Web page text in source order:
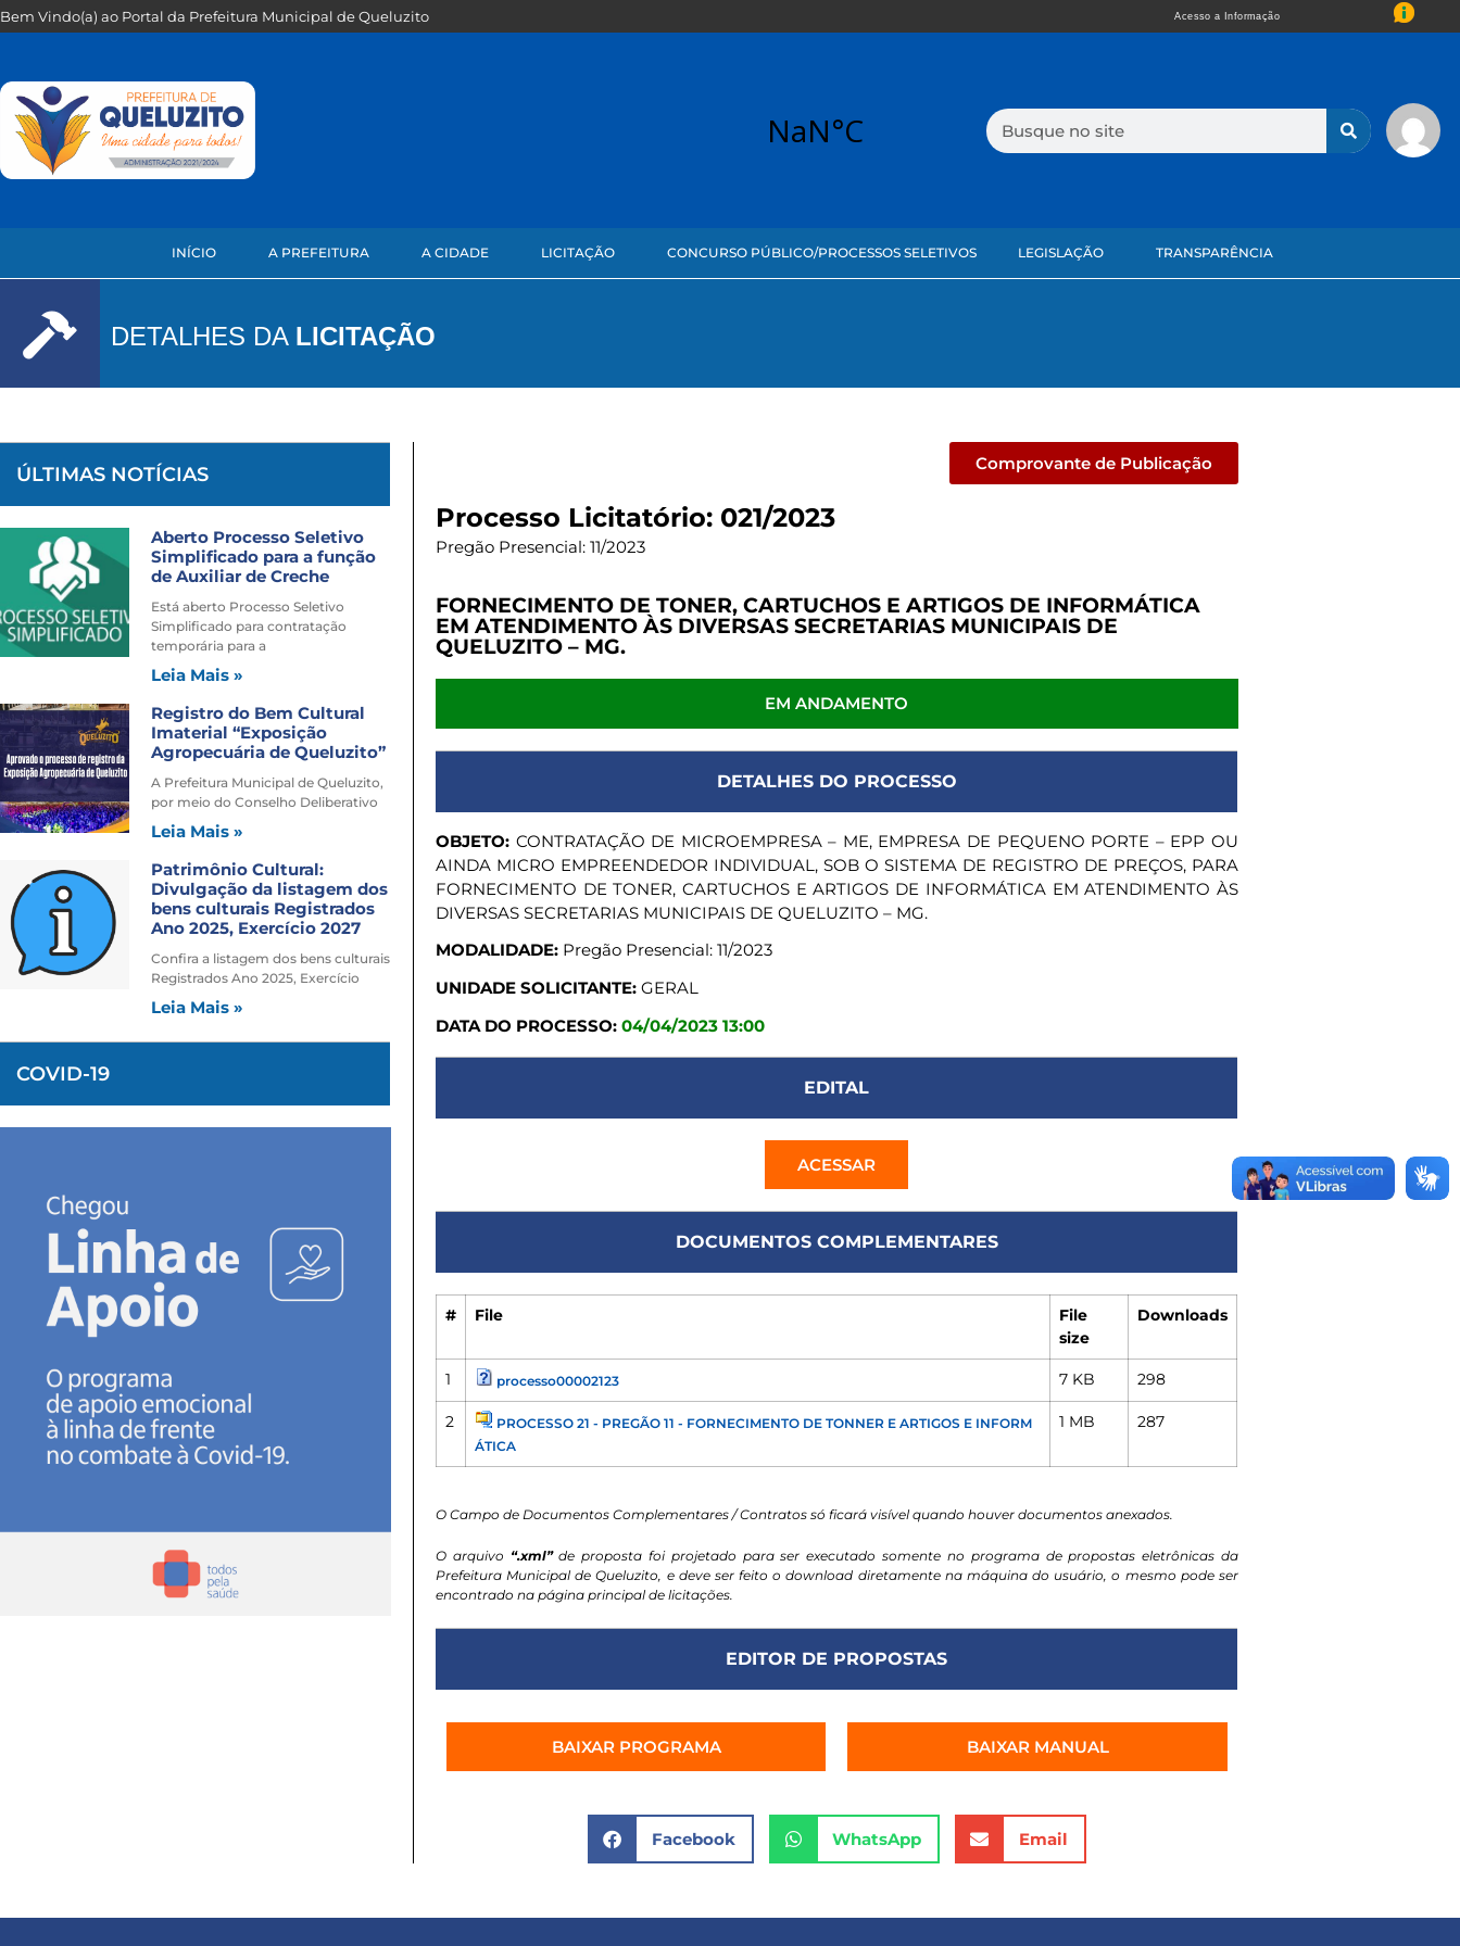
Bem Vindo(a) ao Portal da Prefeitura Municipal de Queluzito Acesso a Informação
INÍCIO A PREFEITURA A CIDADE LICITAÇÃO CONCURSO PÚBLICO/PROCESSOS SELETIVOS LEGISLAÇÃO TRANSPARÊNCIA
DETALHES DA LICITAÇÃO
ÚLTIMAS NOTÍCIAS
Aberto Processo Seletivo
Simplificado para a função
de Auxiliar de Creche
Está aberto Processo Seletivo
Simplificado para contratação
temporária para a
Leia Mais »
Registro do Bem Cultural
Imaterial “Exposição
Agropecuária de Queluzito”
A Prefeitura Municipal de Queluzito,
por meio do Conselho Deliberativo
Leia Mais »
Patrimônio Cultural:
Divulgação da listagem dos
bens culturais Registrados
Ano 2025, Exercício 2027
Confira a listagem dos bens culturais
Registrados Ano 2025, Exercício
Leia Mais »
COVID-19
Comprovante de Publicação
Processo Licitatório: 021/2023
Pregão Presencial: 11/2023
FORNECIMENTO DE TONER, CARTUCHOS E ARTIGOS DE INFORMÁTICA
EM ATENDIMENTO ÀS DIVERSAS SECRETARIAS MUNICIPAIS DE
QUELUZITO – MG.
EM ANDAMENTO
DETALHES DO PROCESSO
OBJETO:CONTRATAÇÃO DE MICROEMPRESA – ME, EMPRESA DE PEQUENO PORTE – EPP OU
AINDA MICRO EMPREENDEDOR INDIVIDUAL, SOB O SISTEMA DE REGISTRO DE PREÇOS, PARA
FORNECIMENTO DE TONER, CARTUCHOS E ARTIGOS DE INFORMÁTICA EM ATENDIMENTO ÀS
DIVERSAS SECRETARIAS MUNICIPAIS DE QUELUZITO – MG.
MODALIDADE:Pregão Presencial: 11/2023
UNIDADE SOLICITANTE:GERAL
DATA DO PROCESSO:04/04/2023 13:00
EDITAL
ACESSAR
DOCUMENTOS COMPLEMENTARES
# File
File
size
Downloads
1 processo00002123 7 KB 298
2
PROCESSO 21 - PREGÃO 11 - FORNECIMENTO DE TONNER E ARTIGOS E INFORM
ÁTICA
1 MB 287
O Campo de Documentos Complementares / Contratos só ficará visível quando houver documentos anexados.
O arquivo “.xml”de proposta foi projetado para ser executado somente no programa de propostas eletrônicas da
Prefeitura Municipal de Queluzito, e deve ser feito o download diretamente na máquina do usuário, o mesmo pode ser
encontrado na página principal de licitações.
EDITOR DE PROPOSTAS
BAIXAR PROGRAMA BAIXAR MANUAL
Facebook WhatsApp Email